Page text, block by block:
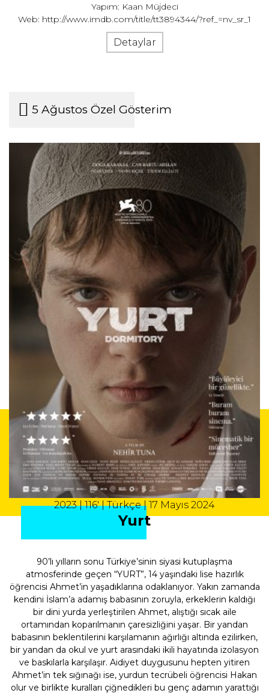
Yapım: Kaan Müjdeci
Web: http://www.imdb.com/title/tt3894344/?ref_=nv_sr_1
Detaylar
5 Ağustos Özel Gösterim
2023 | 116' | Türkçe | 17 Mayıs 2024
Yurt
90’lı yılların sonu Türkiye’sinin siyasi kutuplaşma
atmosferinde geçen “YURT”, 14 yaşındaki lise hazırlık
öğrencisi Ahmet’in yaşadıklarına odaklanıyor. Yakın zamanda
kendini İslam’a adamış babasının zoruyla, erkeklerin kaldığı
bir dini yurda yerleştirilen Ahmet, alıştığı sıcak aile
ortamından koparılmanın çaresizliğini yaşar. Bir yandan
babasının beklentilerini karşılamanın ağırlığı altında ezilirken,
bir yandan da okul ve yurt arasındaki ikili hayatında izolasyon
ve baskılarla karşılaşır. Aidiyet duygusunu hepten yitiren
Ahmet’in tek sığınağı ise, yurdun tecrübeli öğrencisi Hakan
olur ve birlikte kuralları çiğnedikleri bu genç adamın yarattığı